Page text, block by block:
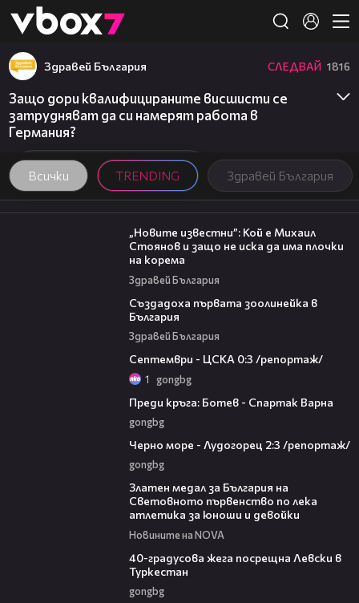
👾
Всички TRENDING Здравей България
Здравей България СЛЕДВАЙ 1816
Защо дори квалифицираните висшисти се
затрудняват да си намерят работа в
Германия?
09:16
„Новите известни”: Кой е Михаил
Стоянов и защо не иска да има плочки
на корема
Здравей България
Създадоха първата зоолинейка в
България
Здравей България
Септември - ЦСКА 0:3 /репортаж/
1 gongbg
Преди кръга: Ботев - Спартак Варна
gongbg
Черно море - Лудогорец 2:3 /репортаж/
gongbg
Златен медал за България на
Световното първенство по лека
атлетика за юноши и девойки
Новините на NOVA
40-градусова жега посрещна Левски в
Туркестан
gongbg